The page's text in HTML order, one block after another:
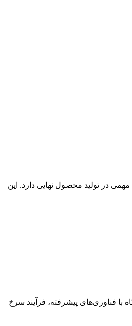
در تولید محصول نهایی دارد. این
فناوری‌های پیشرفته، فرآیند سرخ